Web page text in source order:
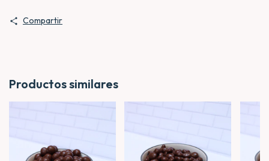
Compartir
Productos similares